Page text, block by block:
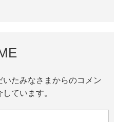
たみなさまからのコメン
ています。